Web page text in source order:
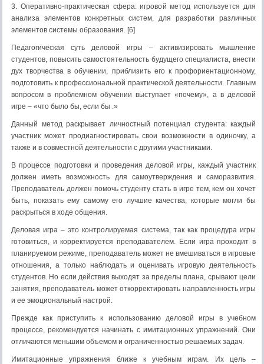
3. Оперативно-практическая сфера: игровой метод используется для
анализа элементов конкретных систем, для разработки различных
элементов системы образования. [6]
Педагогическая суть деловой игры – активизировать мышление
студентов, повысить самостоятельность будущего специалиста, внести
дух творчества в обучении, приблизить его к профориентационному,
подготовить к профессиональной практической деятельности. Главным
вопросом в проблемном обучении выступает «почему», а в деловой
игре – «что было бы, если бы .»
Данный метод раскрывает личностный потенциал студента: каждый
участник может продиагностировать свои возможности в одиночку, а
также и в совместной деятельности с другими участниками.
В процессе подготовки и проведения деловой игры, каждый участник
должен иметь возможность для самоутверждения и саморазвития.
Преподаватель должен помочь студенту стать в игре тем, кем он хочет
быть, показать ему самому его лучшие качества, которые могли бы
раскрыться в ходе общения.
Деловая игра – это контролируемая система, так как процедура игры
готовиться, и корректируется преподавателем. Если игра проходит в
планируемом режиме, преподаватель может не вмешиваться в игровые
отношения, а только наблюдать и оценивать игровую деятельность
студентов. Но если действия выходят за пределы плана, срывают цели
занятия, преподаватель может откорректировать направленность игры
и ее эмоциональный настрой.
Прежде как приступить к использованию деловой игры в учебном
процессе, рекомендуется начинать с имитационных упражнений. Они
отличаются меньшим объемом и ограниченностью решаемых задач.
Имитационные упражнения ближе к учебным играм. Их цель –